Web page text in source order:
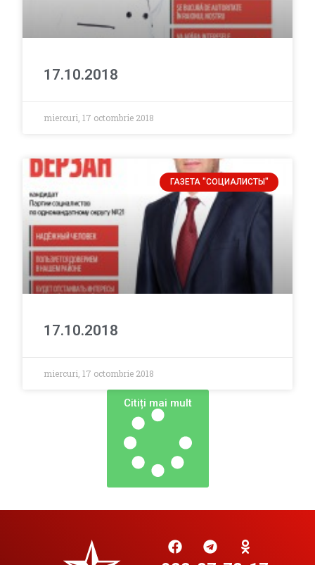
17.10.2018
miercuri, 17 octombrie 2018
ГАЗЕТА "СОЦИАЛИСТЫ"
17.10.2018
miercuri, 17 octombrie 2018
Сitiți mai mult